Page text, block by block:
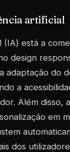
artificial
(IA) está a
design
adaptação do
a
Além disso,
em
dos